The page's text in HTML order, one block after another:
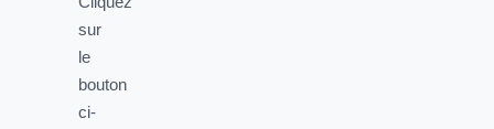
sur
le
bouton
ci-